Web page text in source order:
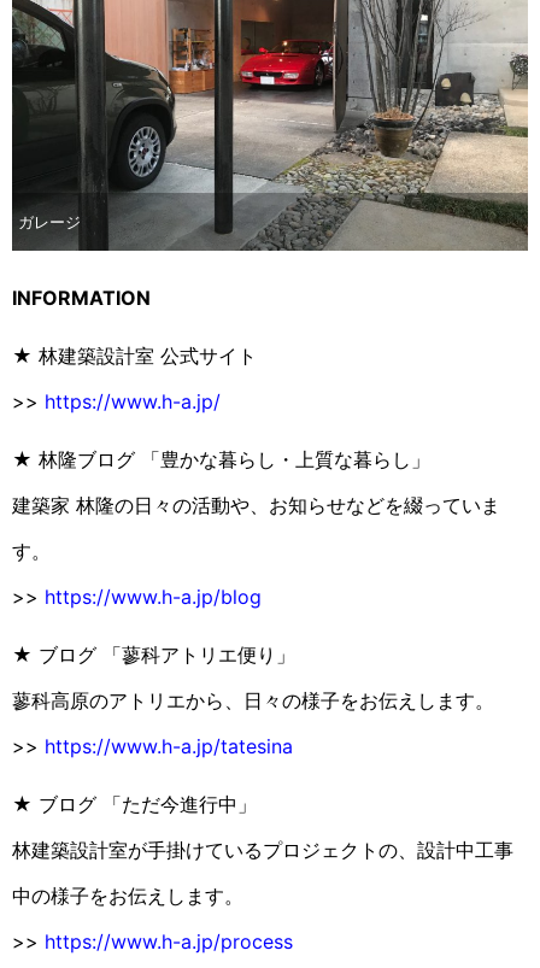
ガレージ
INFORMATION
★ 林建築設計室 公式サイト
>> https://www.h-a.jp/
★ 林隆ブログ 「豊かな暮らし・上質な暮らし」
建築家 林隆の日々の活動や、お知らせなどを綴っていま
す。
>> https://www.h-a.jp/blog
★ ブログ 「蓼科アトリエ便り」
蓼科高原のアトリエから、日々の様子をお伝えします。
>> https://www.h-a.jp/tatesina
★ ブログ 「ただ今進行中」
林建築設計室が手掛けているプロジェクトの、設計中工事
中の様子をお伝えします。
>> https://www.h-a.jp/process